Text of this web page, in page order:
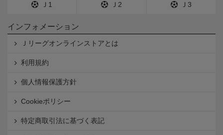
Ｊ1 Ｊ2 Ｊ3
インフォメーション
Ｊリーグオンラインストアとは
利用規約
個人情報保護方針
Cookieポリシー
特定商取引法に基づく表記